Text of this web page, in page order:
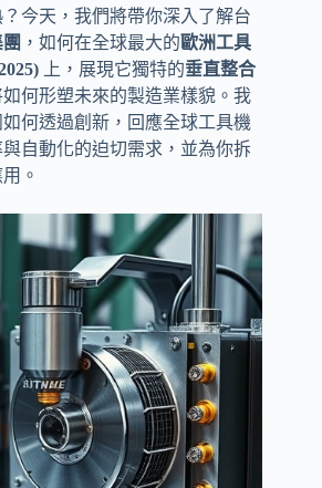
今天，我們將帶你深入了解台
團 ，如何在全球最大的 歐洲工具
上，展現它獨特的垂直整合
何形塑未來的製造業樣貌。我
何透過創新，回應全球工具機
自動化的迫切需求，並為你拆
。